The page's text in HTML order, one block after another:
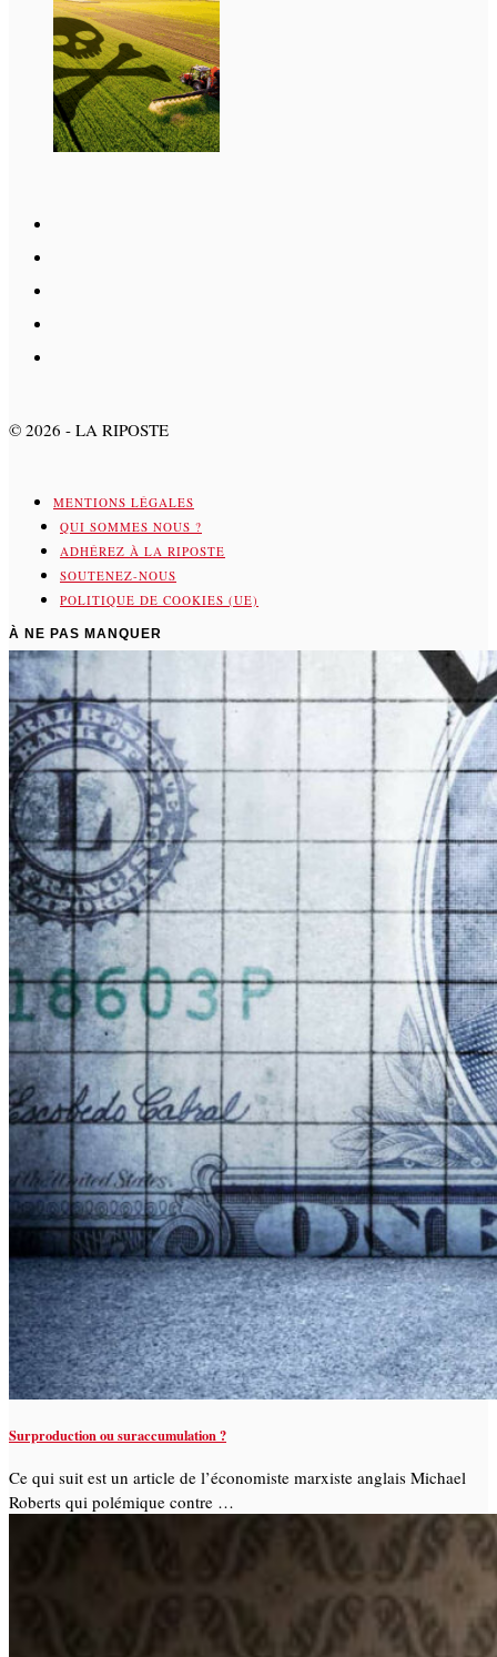
© 2026 - LA RIPOSTE
MENTIONS LÉGALES
QUI SOMMES NOUS ?
ADHÉREZ À LA RIPOSTE
SOUTENEZ-NOUS
POLITIQUE DE COOKIES (UE)
À NE PAS MANQUER
Surproduction ou suraccumulation ?
Ce qui suit est un article de l’économiste marxiste anglais Michael
Roberts qui polémique contre …